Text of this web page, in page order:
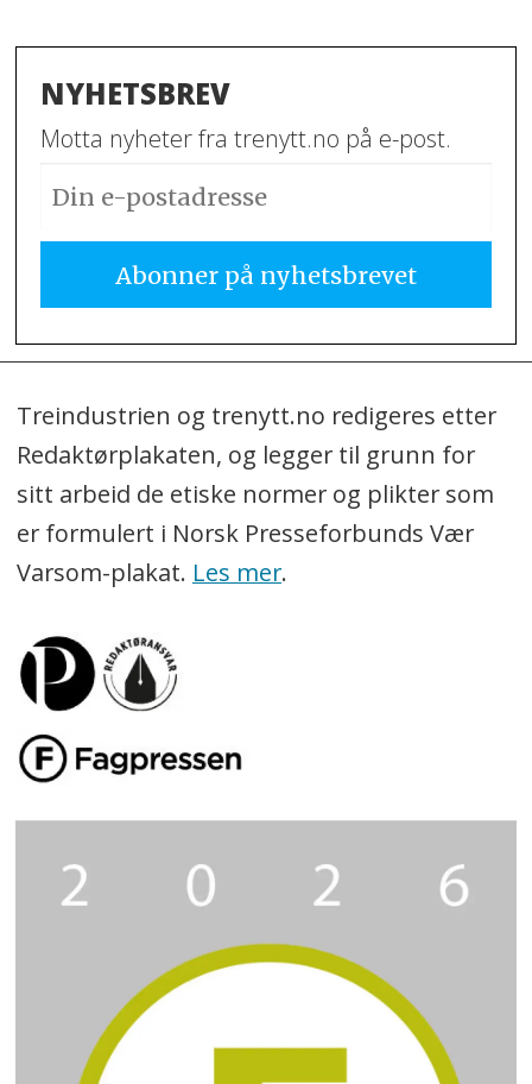
NYHETSBREV
Motta nyheter fra trenytt.no på e-post.
Treindustrien og trenytt.no redigeres etter
Redaktørplakaten, og legger til grunn for
sitt arbeid de etiske normer og plikter som
er formulert i Norsk Presseforbunds Vær
Varsom-plakat. Les mer.